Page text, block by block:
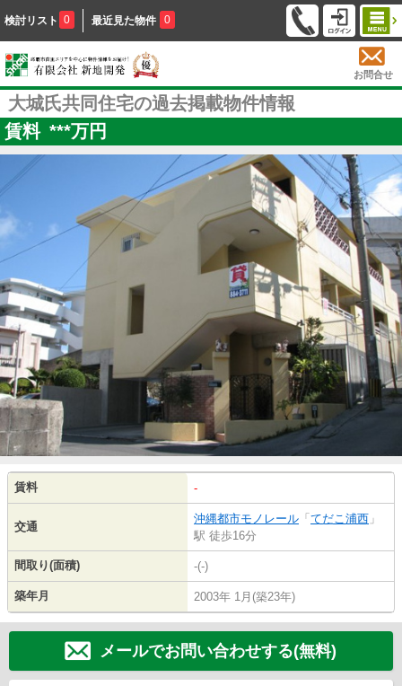
検討リスト 0 最近見た物件 0
お問合せ
大城氏共同住宅の過去掲載物件情報
賃料 ***万円
賃料 -
交通
沖縄都市モノレール 「 てだこ浦西 」
駅 徒歩16分
間取り(面積) -(-)
築年月 2003年 1月(築23年)
メールでお問い合わせする(無料)